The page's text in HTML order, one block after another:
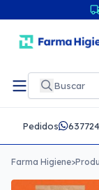
Pedidos
Farma Higiene>